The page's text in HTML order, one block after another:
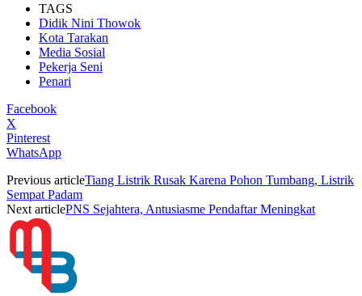
TAGS
Didik Nini Thowok
Kota Tarakan
Media Sosial
Pekerja Seni
Penari
Facebook
X
Pinterest
WhatsApp
Previous articleTiang Listrik Rusak Karena Pohon Tumbang, Listrik
Sempat Padam
Next articlePNS Sejahtera, Antusiasme Pendaftar Meningkat